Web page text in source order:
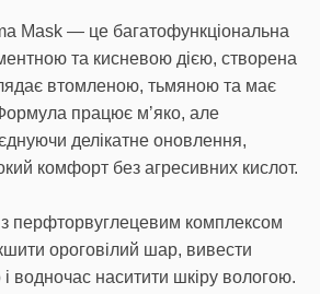
Mask — це багатофункціональна
та кисневою дією, створена
втомленою, тьмяною та має
працює мʼяко, але
делікатне оновлення,
комфорт без агресивних кислот.
перфторвуглецевим комплексом
ороговілий шар, вивести
водночас наситити шкіру вологою.